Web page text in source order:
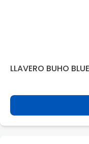
LLAVERO BUHO